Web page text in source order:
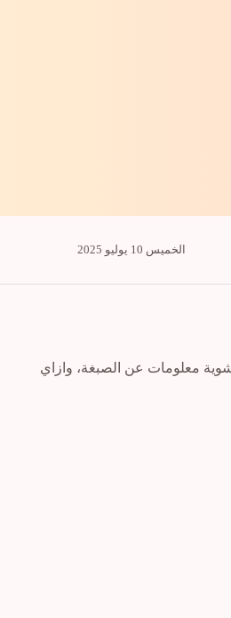
الخميس 10 يوليو 2025
معلومات عن الصبغة، وازاي